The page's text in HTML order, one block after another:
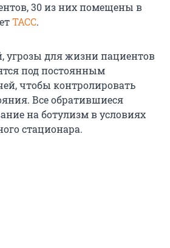
30 из них помещены в
ТАСС.
угрозы для жизни пациентов
под постоянным
чтобы контролировать
Все обратившиеся
на ботулизм в условиях
стационара.